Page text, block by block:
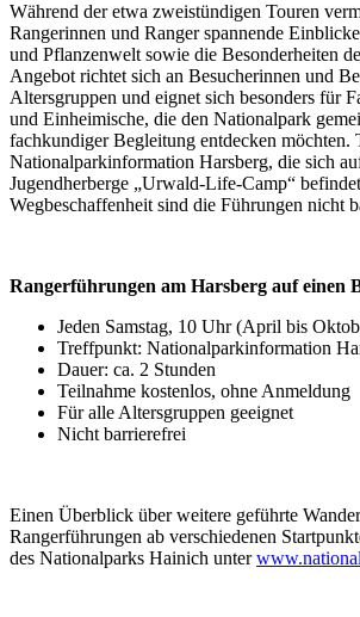
Während der etwa zweistündigen Touren
Rangerinnen und Ranger spannende
und Pflanzenwelt sowie die Besonderheiten
Angebot richtet sich an Besucherinnen und
Altersgruppen und eignet sich besonders für
und Einheimische, die den Nationalpark
fachkundiger Begleitung entdecken möchten.
Nationalparkinformation Harsberg, die sich
Jugendherberge „Urwald-Life-Camp“
Wegbeschaffenheit sind die Führungen nicht
Rangerführungen am Harsberg auf einen
Jeden Samstag, 10 Uhr (April bis
Treffpunkt: Nationalparkinformation
Dauer: ca. 2 Stunden
Teilnahme kostenlos, ohne Anmeldung
Für alle Altersgruppen geeignet
Nicht barrierefrei
Einen Überblick über weitere geführte
Rangerführungen ab verschiedenen
des Nationalparks Hainich unter